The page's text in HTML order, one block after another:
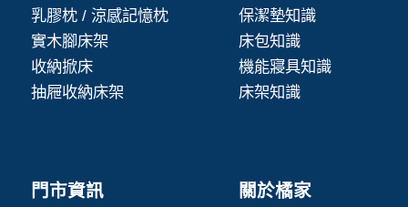
乳膠枕 / 涼感記憶枕
實木腳床架
收納掀床
抽屜收納床架
保潔墊知識
床包知識
機能寢具知識
床架知識
門市資訊 關於橘家